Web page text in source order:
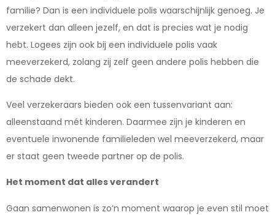
familie? Dan is een individuele polis waarschijnlijk genoeg. Je
verzekert dan alleen jezelf, en dat is precies wat je nodig
hebt. Logees zijn ook bij een individuele polis vaak
meeverzekerd, zolang zij zelf geen andere polis hebben die
de schade dekt.
Veel verzekeraars bieden ook een tussenvariant aan:
alleenstaand mét kinderen. Daarmee zijn je kinderen en
eventuele inwonende familieleden wel meeverzekerd, maar
er staat geen tweede partner op de polis.
Het moment dat alles verandert
Gaan samenwonen is zo’n moment waarop je even stil moet